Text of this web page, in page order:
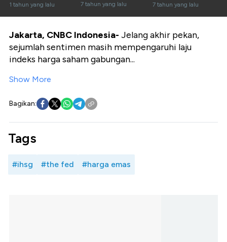
Fed
1 tahun yang lalu 7 tahun yang lalu
Bunga
7 tahun yang lalu
Jakarta, CNBC Indonesia- Jelang akhir pekan,
sejumlah sentimen masih mempengaruhi laju
indeks harga saham gabungan...
Show More
Bagikan:
Tags
#ihsg #the fed #harga emas